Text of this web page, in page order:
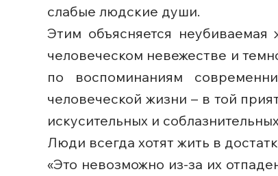
слабые людские души.
Этим объясняется
человеческом невежестве и
по воспоминаниям
человеческой жизни – в той
искусительных и
Люди всегда хотят жить в
«Это невозможно из-за их